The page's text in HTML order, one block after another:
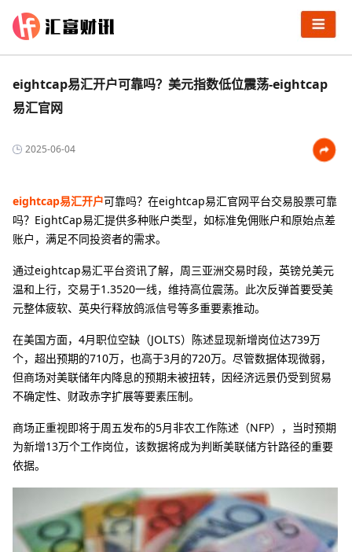
eightcap易汇开户可靠吗？美元指数低位震荡-eightcap
易汇官网
2025-06-04
eightcap易汇开户可靠吗？在eightcap易汇官网平台交易股票可靠
吗？EightCap易汇提供多种账户类型，如标准免佣账户和原始点差
账户，满足不同投资者的需求。
通过eightcap易汇平台资讯了解，周三亚洲交易时段，英镑兑美元
温和上行，交易于1.3520一线，维持高位震荡。此次反弹首要受美
元整体疲软、英央行释放鸽派信号等多重要素推动。
在美国方面，4月职位空缺（JOLTS）陈述显现新增岗位达739万
个，超出预期的710万，也高于3月的720万。尽管数据体现微弱，
但商场对美联储年内降息的预期未被扭转，因经济远景仍受到贸易
不确定性、财政赤字扩展等要素压制。
商场正重视即将于周五发布的5月非农工作陈述（NFP），当时预期
为新增13万个工作岗位，该数据将成为判断美联储方针路径的重要
依据。